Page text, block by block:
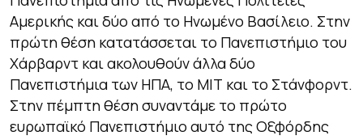
Αμερικής και δύο από το Ηνωμένο Βασίλειο. Στην
πρώτη θέση κατατάσσεται το Πανεπιστήμιο του
Χάρβαρντ και ακολουθούν άλλα δύο
Πανεπιστήμια των ΗΠΑ, το ΜΙΤ και το Στάνφορντ.
Στην πέμπτη θέση συναντάμε το πρώτο
ευρωπαϊκό Πανεπιστήμιο αυτό της Οξφόρδης